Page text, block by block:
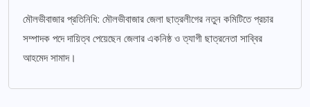
মৌলভীবাজার প্রতিনিধি: মৌলভীবাজার জেলা ছাত্রলীগের নতুন কমিটিতে প্রচার
সম্পাদক পদে দায়িত্ব পেয়েছেন জেলার একনিষ্ঠ ও ত্যাগী ছাত্রনেতা সাব্বির
আহমেদ সামাদ।